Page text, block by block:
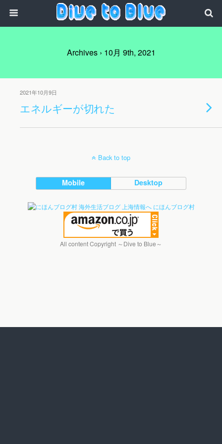
Archives › 10月 9th, 2021
2021年10月9日
エネルギーが切れた
Back to top
Mobile Desktop
にほんブログ村
All content Copyright ～Dive to Blue～